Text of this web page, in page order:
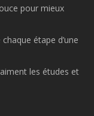
pour mieux
étape d’une
les études et